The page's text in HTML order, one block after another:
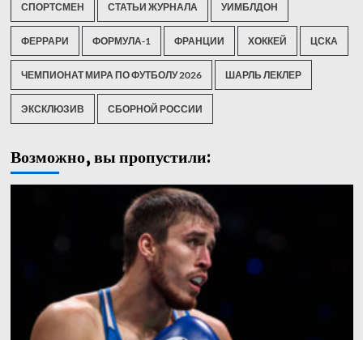
СПОРТСМЕН СТАТЬИ ЖУРНАЛА УИМБЛДОН
ФЕРРАРИ ФОРМУЛА-1 ФРАНЦИИ ХОККЕЙ ЦСКА
ЧЕМПИОНАТ МИРА ПО ФУТБОЛУ 2026 ШАРЛЬ ЛЕКЛЕР
ЭКСКЛЮЗИВ СБОРНОЙ РОССИИ
Возможно, вы пропустили: